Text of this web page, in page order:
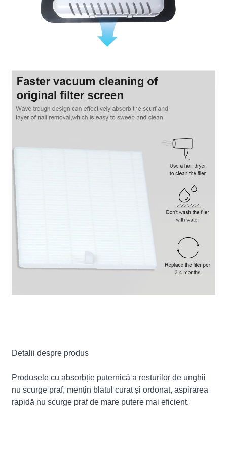
Detalii despre produs
Produsele cu absorbție puternică a resturilor de unghii
nu scurge praf, mențin blatul curat și ordonat, aspirarea
rapidă nu scurge praf de mare putere mai eficient.